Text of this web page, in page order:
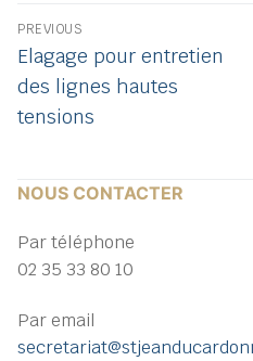
Navigation
de
l’article
PREVIOUS
Previous
post:
Elagage pour entretien
des lignes hautes
tensions
NOUS CONTACTER
Par téléphone
02 35 33 80 10
Par email